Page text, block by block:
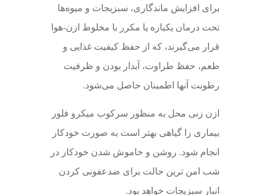
برای افزایش ماندگاری، سبزیجات و میوه‌ها
تحت درمان یکباره یا مکرر با مخلوط ازن-هوا
قرار می‌گیرند، که از حفظ کیفیت غذایی و
طعم، حفظ طراوت، آبدار بودن و ظرفیت
رطوبت آنها اطمینان حاصل می‌شود.
ازن زنی محل به منظور سرکوب میکرو فلور
بیماری زا گیاهی بهتر است به صورت خودکار
انجام شود. روشن و خاموش شدن خودکار در
شب امن ترین حالت برای ضدعفونی کردن
انبار سبزیجات خواهد بود.